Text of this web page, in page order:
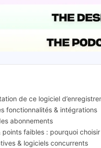
Tella:
de ce logiciel
fonctionnalités & intégrations
abonnements
points faibles : pourquoi choisir
& logiciels concurrents